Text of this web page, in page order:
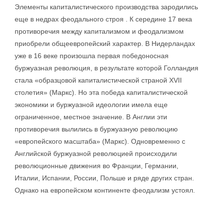
Элементы капиталистического производства зародились
еще в недрах феодального строя . К середине 17 века
противоречия между капитализмом и феодализмом
приобрели общеевропейский характер. В Нидерландах
уже в 16 веке произошла первая победоносная
буржуазная революция, в результате которой Голландия
стала «образцовой капиталистической страной XVII
столетия» (Маркс). Но эта победа капиталистической
экономики и буржуазной идеологии имела еще
ограниченное, местное значение. В Англии эти
противоречия вылились в буржуазную революцию
«европейского масштаба» (Маркс). Одновременно с
Английской буржуазной революцией происходили
революционные движения во Франции, Германии,
Италии, Испании, России, Польше и ряде других стран.
Однако на европейском континенте феодализм устоял.